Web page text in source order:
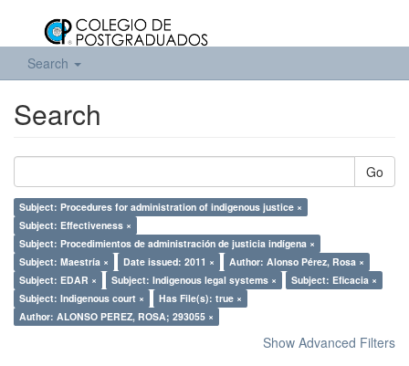
Search
Search
Go
Subject: Procedures for administration of indigenous justice ×
Subject: Effectiveness ×
Subject: Procedimientos de administración de justicia indígena ×
Subject: Maestría ×
Date issued: 2011 ×
Author: Alonso Pérez, Rosa ×
Subject: EDAR ×
Subject: Indigenous legal systems ×
Subject: Eficacia ×
Subject: Indigenous court ×
Has File(s): true ×
Author: ALONSO PEREZ, ROSA; 293055 ×
Show Advanced Filters